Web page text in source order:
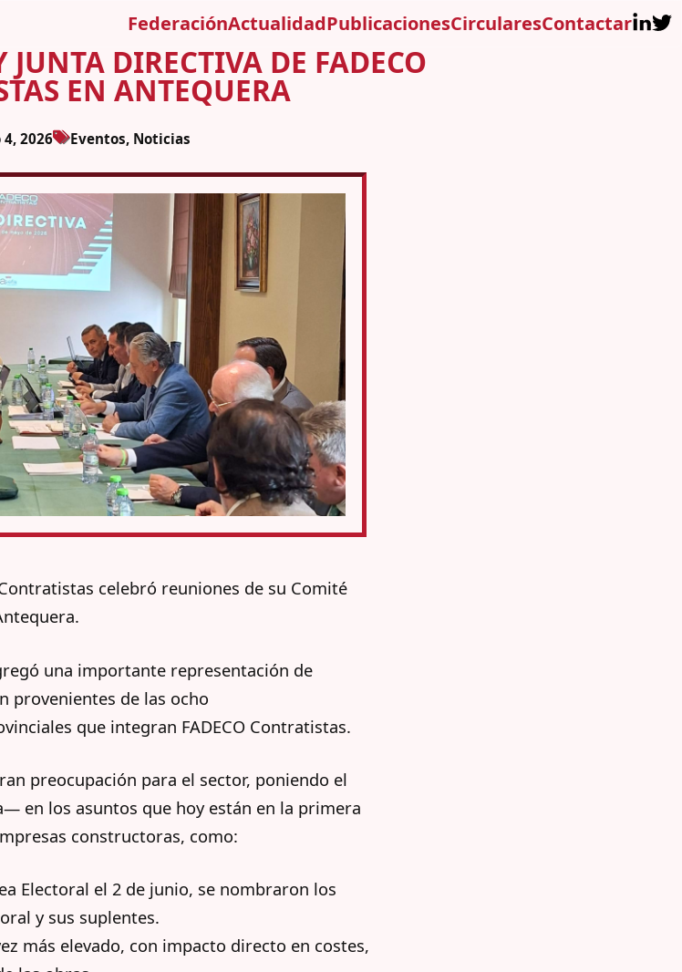
FederaciónActualidadPublicacionesCircularesContactar
JUNTA DIRECTIVA DE FADECO
EN ANTEQUERA
2026 Eventos, Noticias
celebró reuniones de su Comité
una importante representación de
provenientes de las ocho
que integran FADECO Contratistas.
preocupación para el sector, poniendo el
en los asuntos que hoy están en la primera
constructoras, como:
Electoral el 2 de junio, se nombraron los
y sus suplentes.
más elevado, con impacto directo en costes,